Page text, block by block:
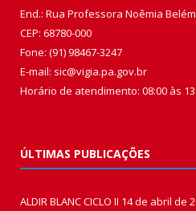
End.: Rua Professora Noêmia
CEP: 68780-000
Fone: (91) 98467-3247
E-mail: sic@vigia.pa.gov.br
Horário de atendimento: 08:00 às
ÚLTIMAS PUBLICAÇÕES
ALDIR BLANC CICLO II 14 de abril de